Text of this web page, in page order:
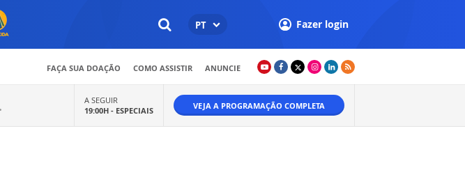
PT Fazer login
FAÇA SUA DOAÇÃO COMO ASSISTIR ANUNCIE
A SEGUIR
19:00H - ESPECIAIS VEJA A PROGRAMAÇÃO COMPLETA